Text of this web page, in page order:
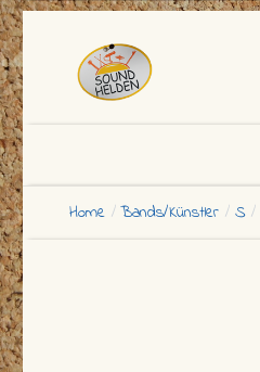
Home Bands/Künstler S